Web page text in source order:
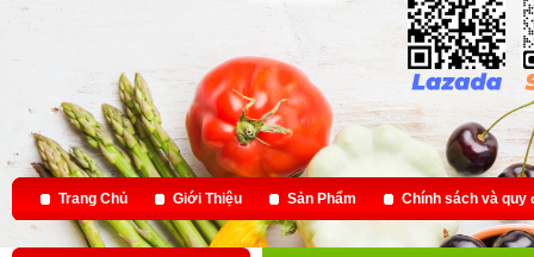
Trang Chủ Giới Thiệu Sản Phẩm Chính sách và quy